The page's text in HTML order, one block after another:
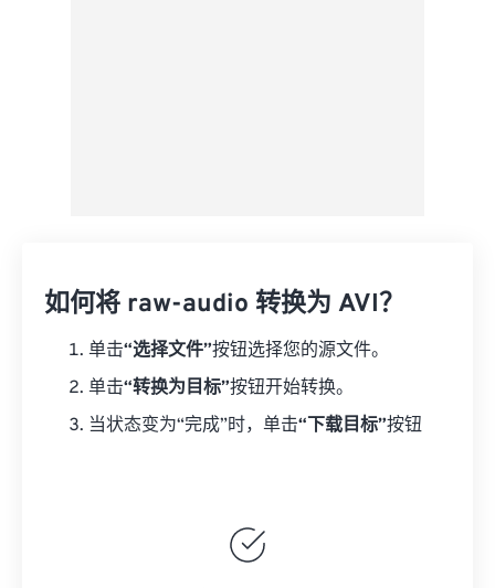
如何将 raw-audio 转换为 AVI？
单击“选择文件”按钮选择您的源文件。
单击“转换为目标”按钮开始转换。
当状态变为“完成”时，单击“下载目标”按钮